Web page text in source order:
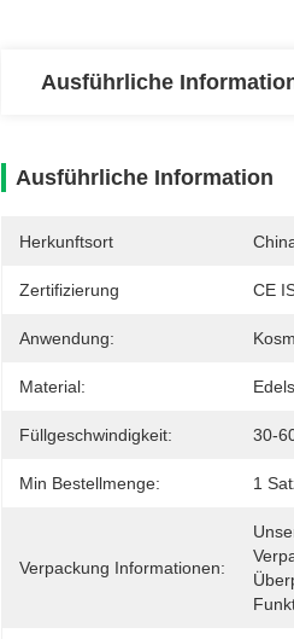
Ausführliche
Ausführliche Information
Herkunftsort
Zertifizierung CE
Anwendung:
Material:
Füllgeschwindigkeit: 30-
Min Bestellmenge: 1
Verpackung Informationen: